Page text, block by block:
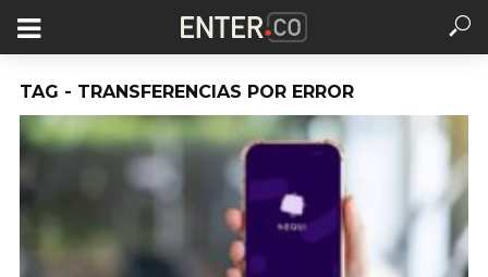
TAG - TRANSFERENCIAS POR ERROR